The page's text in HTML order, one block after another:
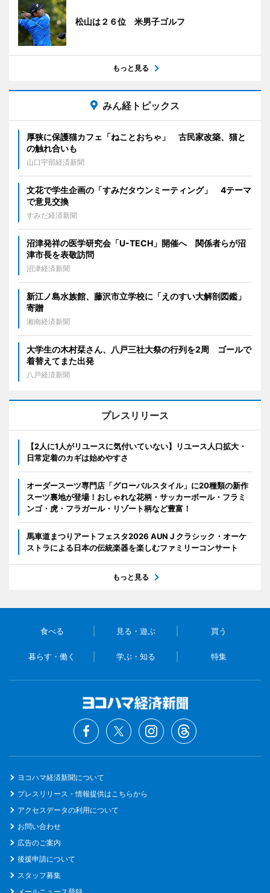
松山は２６位 米男子ゴルフ
もっと見る
みん経トピックス
厚狭に保護猫カフェ「ねことおちゃ」 古民家改築、猫と
の触れ合いも
山口宇部経済新聞
文花で学生企画の「すみだタウンミーティング」 4テーマ
で意見交換
すみだ経済新聞
沼津発祥の医学研究会「U-TECH」開催へ 関係者らが沼
津市長を表敬訪問
沼津経済新聞
新江ノ島水族館、藤沢市立学校に「えのすい大解剖図鑑」
寄贈
湘南経済新聞
大学生の木村栞さん、八戸三社大祭の行列を2周 ゴールで
着替えてまた出発
八戸経済新聞
プレスリリース
【2人に1人がリユースに気付いていない】リユース人口拡大・
日常定着のカギは始めやすさ
オーダースーツ専門店「グローバルスタイル」に20種類の新作
スーツ裏地が登場！おしゃれな花柄・サッカーボール・フラミ
ンゴ・虎・フラガール・リゾート柄など豊富！
馬車道まつりアートフェスタ2026 AUN J クラシック・オーケ
ストラによる日本の伝統楽器を楽しむファミリーコンサート
もっと見る
食べる 見る・遊ぶ 買う
暮らす・働く 学ぶ・知る 特集
ヨコハマ経済新聞について
プレスリリース・情報提供はこちらから
アクセスデータの利用について
お問い合わせ
広告のご案内
後援申請について
スタッフ募集